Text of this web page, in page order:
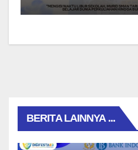
BERITA LAINNYA ...